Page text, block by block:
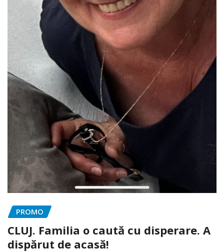
PROMO
CLUJ. Familia o caută cu disperare. A
dispărut de acasă!